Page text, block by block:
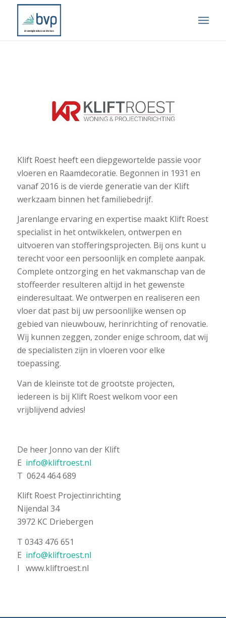
Klift Roest heeft een diepgewortelde passie voor
vloeren en Raamdecoratie. Begonnen in 1931 en
vanaf 2016 is de vierde generatie van der Klift
werkzaam binnen het familiebedrijf.
Jarenlange ervaring en expertise maakt Klift Roest
specialist in het ontwikkelen, ontwerpen en
uitvoeren van stofferingsprojecten. Bij ons kunt u
terecht voor een persoonlijk en complete aanpak.
Complete ontzorging en het vakmanschap van de
stoffeerder resulteren altijd in het gewenste
einderesultaat. We ontwerpen en realiseren een
vloer dat past bij uw persoonlijke wensen op
gebied van nieuwbouw, herinrichting of renovatie.
Wij kunnen zeggen, zonder enige schroom, dat wij
de specialisten zijn in vloeren voor elke
toepassing.
Van de kleinste tot de grootste projecten,
iedereen is bij Klift Roest welkom voor een
vrijblijvend advies!
De heer Jonno van der Klift
E info@kliftroest.nl
T 0624 464 689
Klift Roest Projectinrichting
Nijendal 34
3972 KC Driebergen
T 0343 476 651
E info@kliftroest.nl
I www.kliftroest.nl